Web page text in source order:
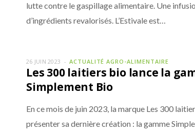
lutte contre le gaspillage alimentaire. Une
d’ingrédients revalorisés. L’Estivale est…
26 JUIN 2023 ACTUALITÉ AGRO-ALIMENTAIRE
Les 300 laitiers bio lance la
Simplement Bio
En ce mois de juin 2023, la marque Les 300
présenter sa dernière création : la gamme